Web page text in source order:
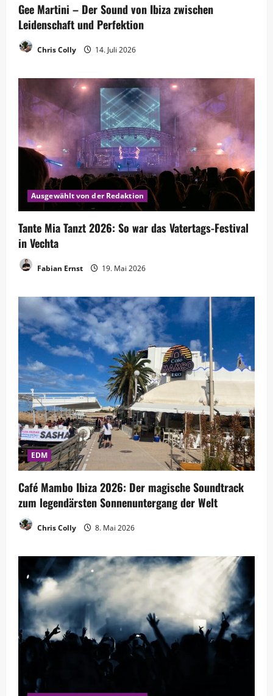
Gee Martini – Der Sound von Ibiza zwischen
Leidenschaft und Perfektion
Chris Colly 14. Juli 2026
Ausgewählt von der Redaktion
Tante Mia Tanzt 2026: So war das Vatertags-Festival
in Vechta
Fabian Ernst 19. Mai 2026
EDM
Café Mambo Ibiza 2026: Der magische Soundtrack
zum legendärsten Sonnenuntergang der Welt
Chris Colly 8. Mai 2026